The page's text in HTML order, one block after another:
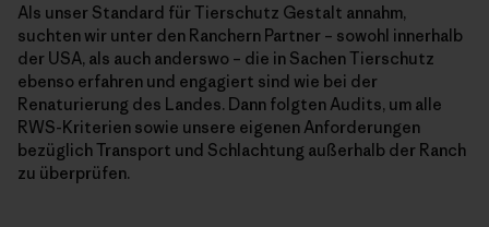
Als unser Standard für Tierschutz Gestalt annahm,
suchten wir unter den Ranchern Partner – sowohl innerhalb
der USA, als auch anderswo – die in Sachen Tierschutz
ebenso erfahren und engagiert sind wie bei der
Renaturierung des Landes. Dann folgten Audits, um alle
RWS-Kriterien sowie unsere eigenen Anforderungen
bezüglich Transport und Schlachtung außerhalb der Ranch
zu überprüfen.